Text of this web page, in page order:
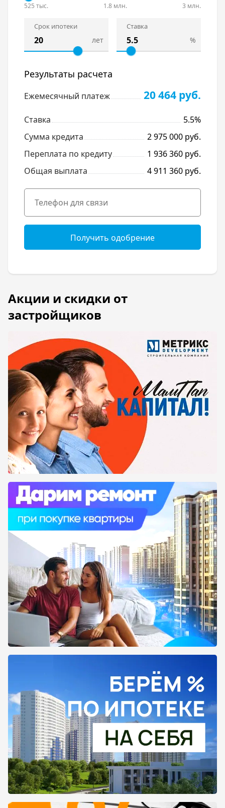
525 тыс. 1.8 млн. 3 млн.
Срок ипотеки
лет
Ставка
%
Результаты расчета
Ежемесячный платеж 20 464 руб.
Ставка
5.5%
Сумма кредита
2 975 000 руб.
Переплата по кредиту
1 936 360 руб.
Общая выплата
4 911 360 руб.
Получить одобрение